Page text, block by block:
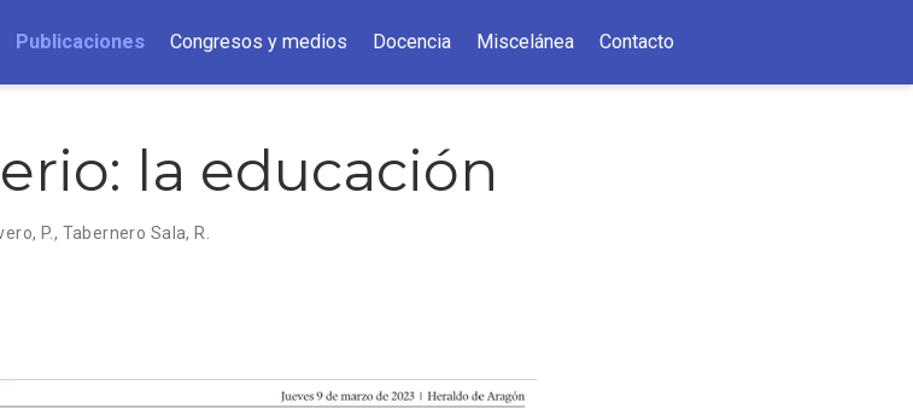
Publicaciones Congresos y medios Docencia Miscelánea Contacto
la educación
P., Tabernero Sala, R.